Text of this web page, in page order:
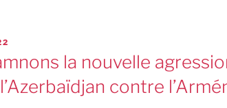
la nouvelle
contre